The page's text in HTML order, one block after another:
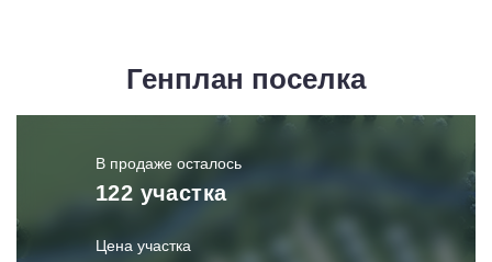
Генплан поселка
В продаже осталось
122 участка
Цена участка